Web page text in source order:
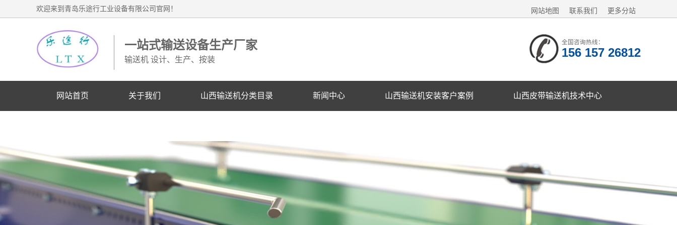
欢迎来到青岛乐途行工业设备有限公司官网！ 网站地图 联系我们 更多分站
一站式输送设备生产厂家
输送机 设计、生产、按装
全国咨询热线：
156 157 26812
网站首页 关于我们 山西输送机分类目录 新闻中心 山西输送机安装客户案例 山西皮带输送机技术中心